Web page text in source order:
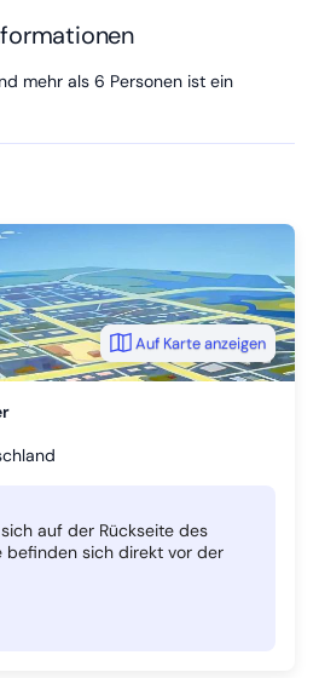
mehr als 6 Personen ist ein
auf der Rückseite des
befinden sich direkt vor der
Auf Karte anzeigen